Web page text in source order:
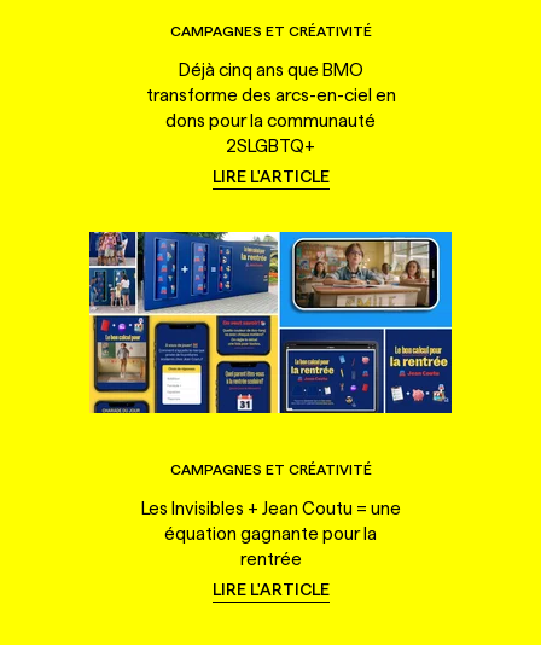
CAMPAGNES ET CRÉATIVITÉ
Déjà cinq ans que BMO
transforme des arcs-en-ciel en
dons pour la communauté
2SLGBTQ+
LIRE L'ARTICLE
CAMPAGNES ET CRÉATIVITÉ
Les Invisibles + Jean Coutu = une
équation gagnante pour la
rentrée
LIRE L'ARTICLE